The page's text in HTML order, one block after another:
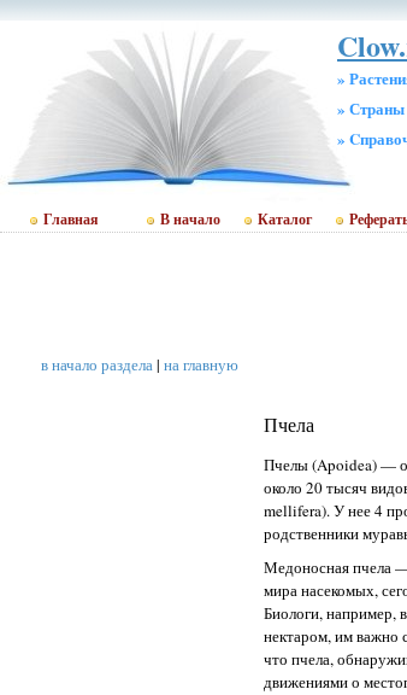
»
» Страны
»
Главная В начало Каталог
в начало раздела| на главную
Пчела
Пчелы (Apoidea) —
около 20 тысяч
mellifera). У нее 4
родственники
Медоносная пчела
мира насекомых,
Биологи, например,
нектаром, им важно
что пчела,
движениями о